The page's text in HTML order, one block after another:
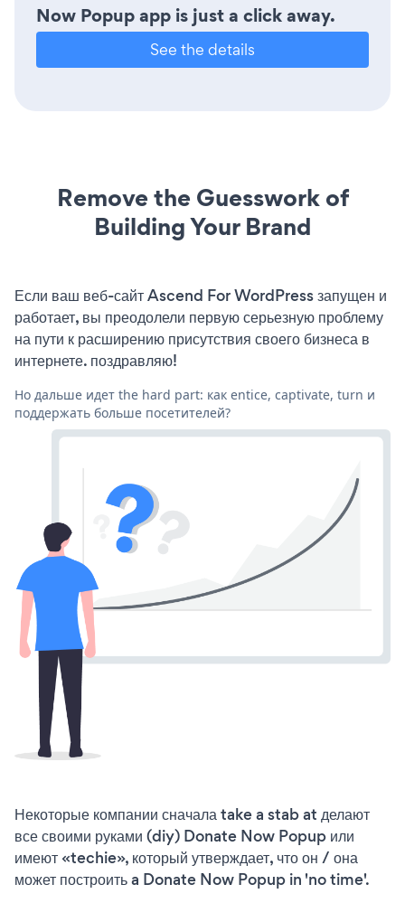
Now Popup app is just a click away.
See the details
Remove the Guesswork of
Building Your Brand
Если ваш веб-сайт Ascend For WordPress запущен и
работает, вы преодолели первую серьезную проблему
на пути к расширению присутствия своего бизнеса в
интернете. поздравляю!
Но дальше идет the hard part: как entice, captivate, turn и
поддержать больше посетителей?
Некоторые компании сначала take a stab at делают
все своими руками (diy) Donate Now Popup или
имеют «techie», который утверждает, что он / она
может построить a Donate Now Popup in 'no time'.